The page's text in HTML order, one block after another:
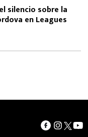
silencio sobre la
en Leagues